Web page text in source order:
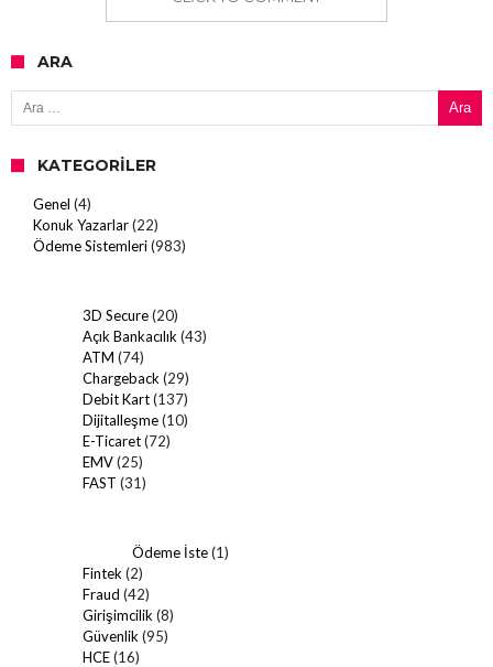
ARA
Arama:
KATEGORILER
Genel (4)
Konuk Yazarlar(22)
Ödeme Sistemleri(983)
3D Secure(20)
Açık Bankacılık (43)
ATM (74)
Chargeback (29)
Debit Kart(137)
Dijitalleşme(10)
E-Ticaret(72)
EMV(25)
FAST (31)
Ödeme İste(1)
Fintek (2)
Fraud (42)
Girişimcilik (8)
Güvenlik (95)
HCE(16)